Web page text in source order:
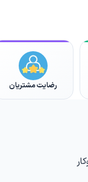
رضایت مشتریان